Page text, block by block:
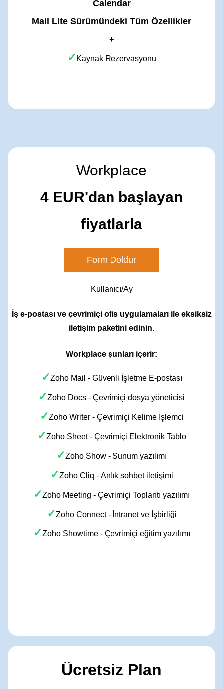
Calendar
Mail Lite Sürümündeki Tüm Özellikler
+
✓ Kaynak Rezervasyonu
Workplace
4 EUR'dan başlayan
fiyatlarla
Form Doldur
Kullanıcı/Ay
İş e-postası ve çevrimiçi ofis uygulamaları ile eksiksiz
iletişim paketini edinin.
Workplace şunları içerir:
✓Zoho Mail - Güvenli İşletme E-postası
✓Zoho Docs - Çevrimiçi dosya yöneticisi
✓Zoho Writer - Çevrimiçi Kelime İşlemci
✓Zoho Sheet - Çevrimiçi Elektronik Tablo
✓Zoho Show - Sunum yazılımı
✓Zoho Cliq - Anlık sohbet iletişimi
✓Zoho Meeting - Çevrimiçi Toplantı yazılımı
✓Zoho Connect - İntranet ve İşbirliği
✓Zoho Showtime - Çevrimiçi eğitim yazılımı
Ücretsiz Plan